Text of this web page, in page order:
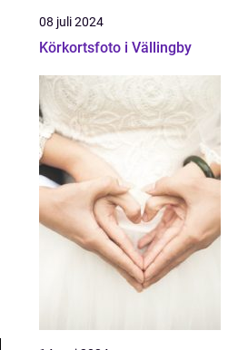
08 juli 2024
Körkortsfoto i Vällingby